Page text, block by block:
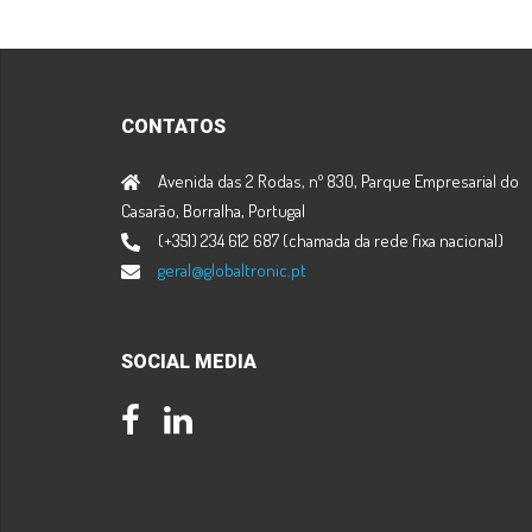
CONTATOS
Avenida das 2 Rodas, nº 830, Parque Empresarial do
Casarão, Borralha, Portugal
(+351) 234 612 687 (chamada da rede fixa nacional)
geral@globaltronic.pt
SOCIAL MEDIA
Facebook